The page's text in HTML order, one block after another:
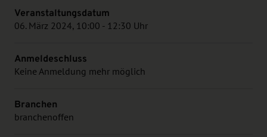
Veranstaltungsdatum
06. März 2024, 10:00 - 12:30 Uhr
Anmeldeschluss
Keine Anmeldung mehr möglich
Branchen
branchenoffen